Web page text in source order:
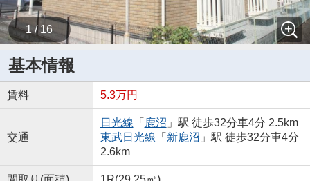
1 / 16
基本情報
賃料 5.3万円
交通
日光線 「 鹿沼 」駅 徒歩32分車4分 2.5km
東武日光線 「 新鹿沼 」駅 徒歩32分車4分
2.6km